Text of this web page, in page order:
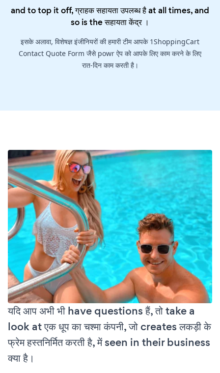
and to top it off, ग्राहक सहायता उपलब्ध है at all times, and
so is theसहायता केंद्र।
इसके अलावा, विशेषज्ञ इंजीनियरों की हमारी टीम आपके 1ShoppingCart
Contact Quote Form जैसे powr ऐप को आपके लिए काम करने के लिए
रात-दिन काम करती है।
यदि आप अभी भी have questions हैं, तो take a
look at एक धूप का चश्मा कंपनी, जो creates लकड़ी के
फ्रेम हस्तनिर्मित करती है, में seen in their business
क्या है।